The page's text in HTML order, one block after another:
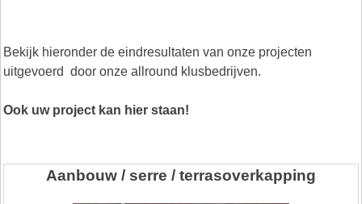
Bekijk hieronder de eindresultaten van onze projecten
uitgevoerd door onze allround klusbedrijven.
Ook uw project kan hier staan!
Aanbouw / serre / terrasoverkapping